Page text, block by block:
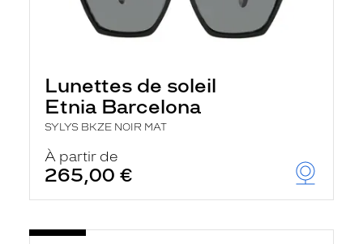
Lunettes de soleil
Etnia Barcelona
SYLYS BKZE NOIR MAT
À partir de
265,00 €